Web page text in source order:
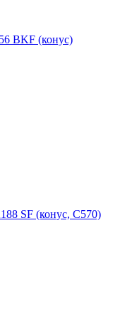
BKF (конус)
SF (конус, C570)